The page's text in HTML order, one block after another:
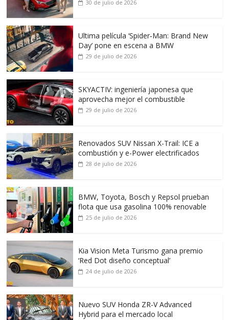
30 de julio de 2026
Ultima película ‘Spider‑Man: Brand New
Day’ pone en escena a BMW
29 de julio de 2026
SKYACTIV: ingeniería japonesa que
aprovecha mejor el combustible
29 de julio de 2026
Renovados SUV Nissan X-Trail: ICE a
combustión y e-Power electrificados
28 de julio de 2026
BMW, Toyota, Bosch y Repsol prueban
flota que usa gasolina 100% renovable
25 de julio de 2026
Kia Vision Meta Turismo gana premio
‘Red Dot diseño conceptual’
24 de julio de 2026
Nuevo SUV Honda ZR-V Advanced
Hybrid para el mercado local